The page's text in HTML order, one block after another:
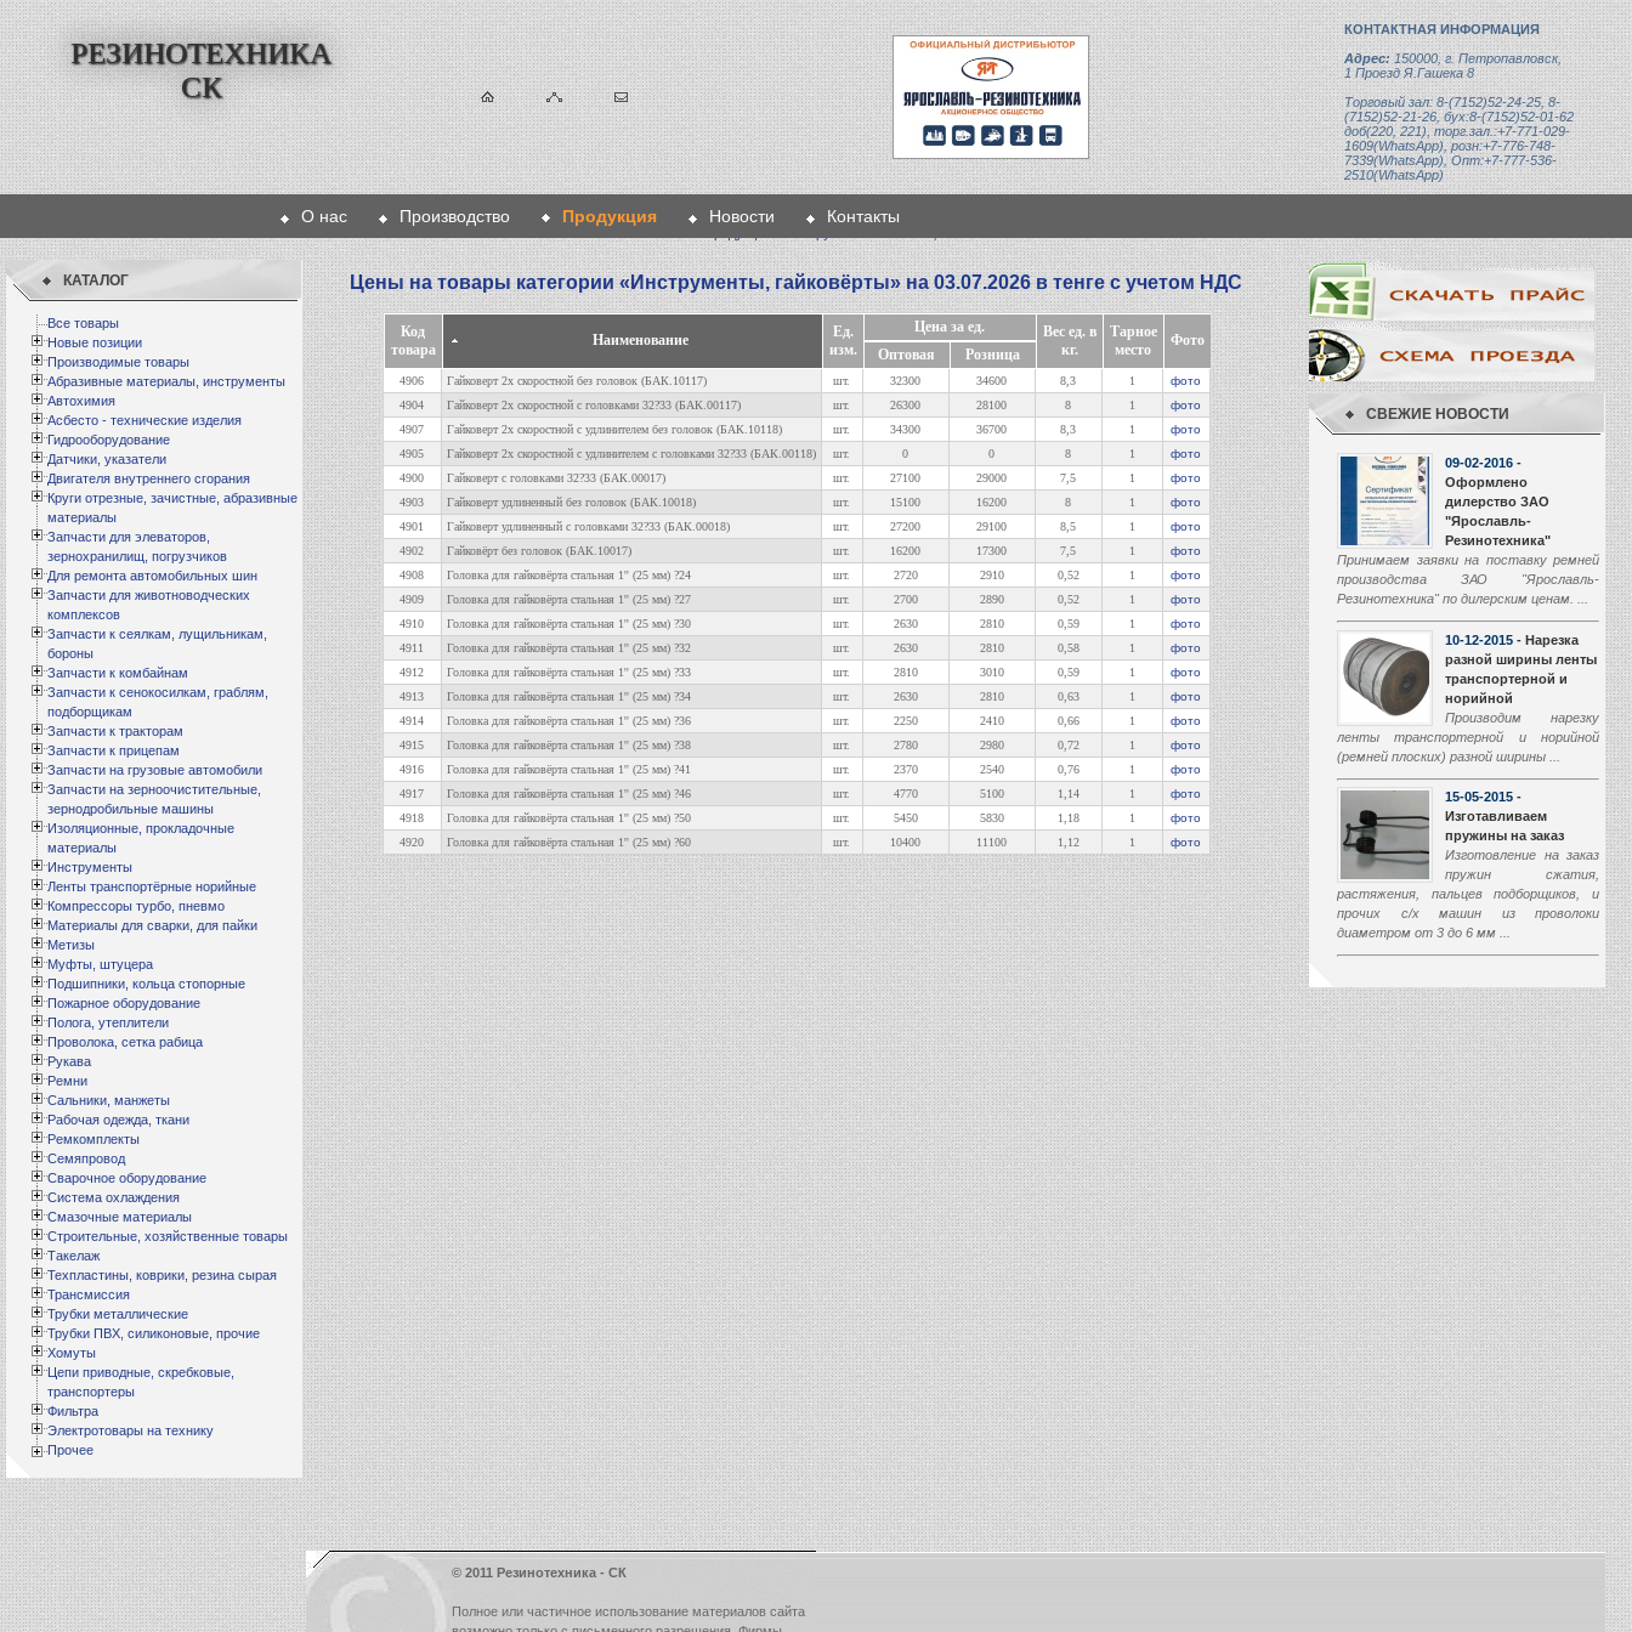
РЕЗИНОТЕХНИКА
СК
КОНТАКТНАЯ ИНФОРМАЦИЯ
Адрес:150000, г. Петропавловск,
1 Проезд Я.Гашека 8
Торговый зал: 8-(7152)52-24-25, 8-
(7152)52-21-26, бух:8-(7152)52-01-62
доб(220, 221), торг.зал.:+7-771-029-
1609(WhatsApp), розн:+7-776-748-
7339(WhatsApp), Опт:+7-777-536-
2510(WhatsApp)
О нас Производство Продукция Новости Контакты
КАТАЛОГ
Все товары
Новые позиции
Производимые товары
Абразивные материалы, инструменты
Автохимия
Асбесто - технические изделия
Гидрооборудование
Датчики, указатели
Двигателя внутреннего сгорания
Круги отрезные, зачистные, абразивные
материалы
Запчасти для элеваторов,
зернохранилищ, погрузчиков
Для ремонта автомобильных шин
Запчасти для животноводческих
комплексов
Запчасти к сеялкам, лущильникам,
бороны
Запчасти к комбайнам
Запчасти к сенокосилкам, граблям,
подборщикам
Запчасти к тракторам
Запчасти к прицепам
Запчасти на грузовые автомобили
Запчасти на зерноочистительные,
зернодробильные машины
Изоляционные, прокладочные
материалы
Инструменты
Ленты транспортёрные норийные
Компрессоры турбо, пневмо
Материалы для сварки, для пайки
Метизы
Муфты, штуцера
Подшипники, кольца стопорные
Пожарное оборудование
Полога, утеплители
Проволока, сетка рабица
Рукава
Ремни
Сальники, манжеты
Рабочая одежда, ткани
Ремкомплекты
Семяпровод
Сварочное оборудование
Система охлаждения
Смазочные материалы
Строительные, хозяйственные товары
Такелаж
Техпластины, коврики, резина сырая
Трансмиссия
Трубки металлические
Трубки ПВХ, силиконовые, прочие
Хомуты
Цепи приводные, скребковые,
транспортеры
Фильтра
Электротовары на технику
Прочее
Цены на товары категории «Инструменты, гайковёрты» на 03.07.2026 в тенге с учетом НДС
Код
товара
Наименование
Ед.
изм.
Цена за ед.
Вес ед. в
кг.
Тарное
место
Фото
Оптовая
Розница
4906 Гайковерт 2х скоростной без головок (БАК.10117) шт. 32300 34600 8,3 1
фото
4904
Гайковерт 2х скоростной с головками 32?33 (БАК.00117) шт. 26300 28100 8 1
фото
4907
Гайковерт 2х скоростной с удлинителем без головок (БАК.10118) шт. 34300 36700 8,3 1
фото
4905
Гайковерт 2х скоростной с удлинителем с головками 32?33 (БАК.00118) шт. 0 0 8 1
фото
4900
Гайковерт с головками 32?33 (БАК.00017) шт. 27100 29000 7,5 1
фото
4903
Гайковерт удлиненный без головок (БАК.10018) шт. 15100 16200 8 1
фото
4901
Гайковерт удлиненный с головками 32?33 (БАК.00018) шт. 27200 29100 8,5 1
фото
4902
Гайковёрт без головок (БАК.10017) шт. 16200 17300 7,5 1
фото
4908
Головка для гайковёрта стальная 1'' (25 мм) ?24 шт. 2720 2910 0,52 1
фото
4909
Головка для гайковёрта стальная 1'' (25 мм) ?27 шт. 2700 2890 0,52 1
фото
4910
Головка для гайковёрта стальная 1'' (25 мм) ?30 шт. 2630 2810 0,59 1
фото
4911
Головка для гайковёрта стальная 1'' (25 мм) ?32 шт. 2630 2810 0,58 1
фото
4912
Головка для гайковёрта стальная 1'' (25 мм) ?33 шт. 2810 3010 0,59 1
фото
4913
Головка для гайковёрта стальная 1'' (25 мм) ?34 шт. 2630 2810 0,63 1
фото
4914
Головка для гайковёрта стальная 1'' (25 мм) ?36 шт. 2250 2410 0,66 1
фото
4915
Головка для гайковёрта стальная 1'' (25 мм) ?38 шт. 2780 2980 0,72 1
фото
4916
Головка для гайковёрта стальная 1'' (25 мм) ?41 шт. 2370 2540 0,76 1
фото
4917
Головка для гайковёрта стальная 1'' (25 мм) ?46 шт. 4770 5100 1,14 1
фото
4918
Головка для гайковёрта стальная 1'' (25 мм) ?50 шт. 5450 5830 1,18 1
фото
4920
Головка для гайковёрта стальная 1'' (25 мм) ?60 шт. 10400 11100 1,12 1 фото
СВЕЖИЕ НОВОСТИ
09-02-2016 -
Оформлено
дилерство ЗАО
"Ярославль-
Резинотехника"
Принимаем заявки на поставку ремней
производства ЗАО "Ярославль-
Резинотехника" по дилерским ценам. ...
10-12-2015 - Нарезка
разной ширины ленты
транспортерной и
норийной
Производим нарезку
ленты транспортерной и норийной
(ремней плоских) разной ширины ...
15-05-2015 -
Изготавливаем
пружины на заказ
Изготовление на заказ
пружин сжатия,
растяжения, пальцев подборщиков, и
прочих с/х машин из проволоки
диаметром от 3 до 6 мм ...
Производство
транспортеров
наклонной камеры
Начали производство
транспортеров наклонной камеры (ТНК)
комбайнов Енисей, Нива. ...
13-01-2024 -
Изготовление сетки
рабица
Изготавливаем сетку
рабица под заказ по
заданным размерам ...
© 2011 Резинотехника - СК
Полное или частичное использование материалов сайта